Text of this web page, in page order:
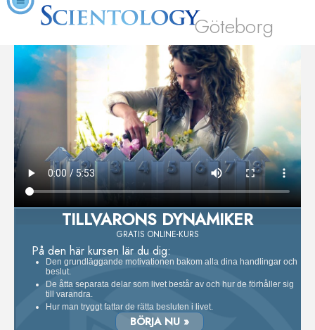
Göteborg
TILLVARONS DYNAMIKER
GRATIS ONLINE-KURS
På den här kursen lär du dig:
Den grundläggande motivationen bakom alla dina handlingar och
beslut.
De åtta separata delar som livet består av och hur de förhåller sig
till varandra.
Hur man tryggt fattar de rätta besluten i livet.
BÖRJA NU »